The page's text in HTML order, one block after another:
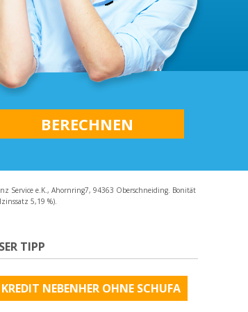
Service e.K., Ahornring7, 94363 Oberschneiding. Bonität
5,19 %).
TIPP
KREDIT NEBENHER OHNE SCHUFA